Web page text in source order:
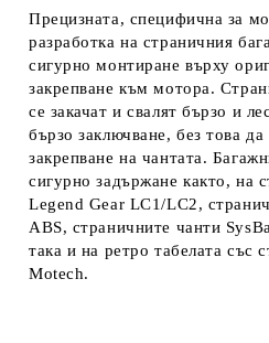
Прецизната, специфична за
разработка на страничния
сигурно монтиране върху
закрепване към мотора.
се закачат и свалят бързо и
бързо заключване, без това
закрепване на чантата.
сигурно задържане както, на
Legend Gear LC1/LC2,
ABS, страничните чанти
така и на ретро табелата със
Motech.